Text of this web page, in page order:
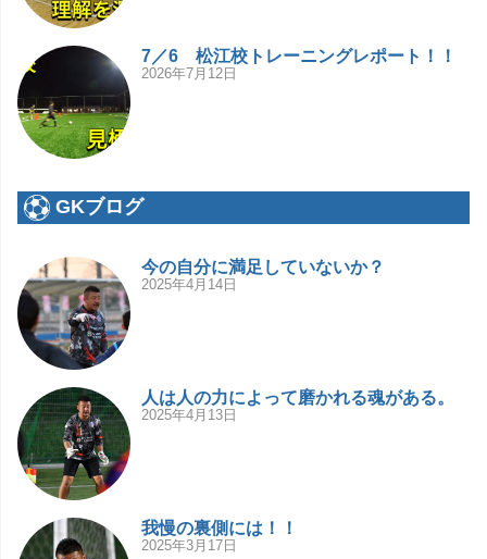
7／6 松江校トレーニングレポート！！
2026年7月12日
GKブログ
今の自分に満足していないか？
2025年4月14日
人は人の力によって磨かれる魂がある。
2025年4月13日
我慢の裏側には！！
2025年3月17日